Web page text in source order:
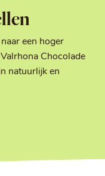
een hoger
Chocolade
natuurlijk en